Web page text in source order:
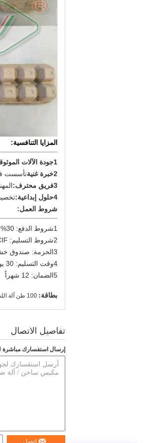
المزايا التنافسية:
1جودة الآلات الموثوقة:
2خبرة غنية
تأسست في عام 1994، 30 سنة من
3فريق محترف:
4حلول إبداعية:
شروط العمل:
1شروط الدفع: 30% دفعة مقدمة 70% دفعة رصيد
2شروط التسليم: FOB، CNF، CIF وما إلى ذلك
3الحزمة: صندوق خشبي
4وقت التسليم: 30 يوما
5الضمان: 12 شهراً
بطاقة: 100 طن آلة اللب مصبوب
تفاصيل الاتصال
إرسال استفسارك مباشرة
اتصل